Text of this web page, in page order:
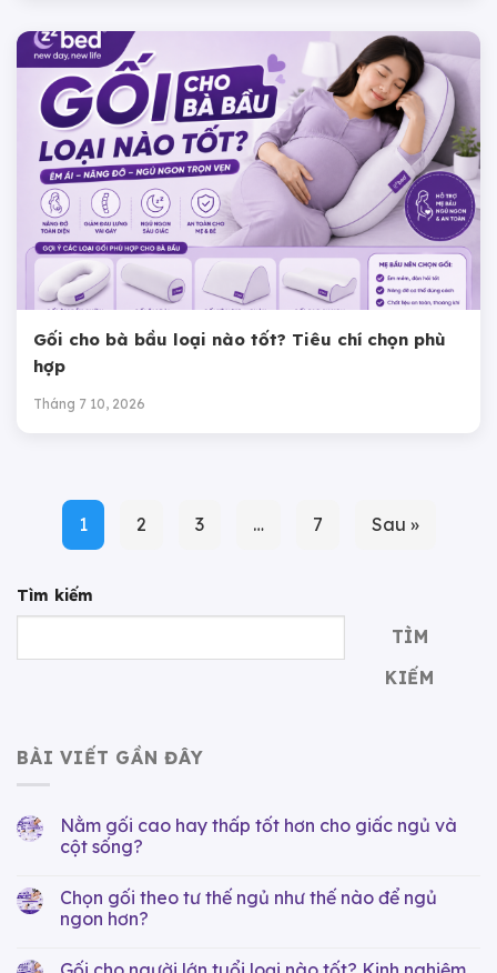
Gối cho bà bầu loại nào tốt? Tiêu chí chọn phù
hợp
Tháng 7 10, 2026
1 2 3 … 7 Sau »
Tìm kiếm
TÌM
KIẾM
BÀI VIẾT GẦN ĐÂY
Nằm gối cao hay thấp tốt hơn cho giấc ngủ và
cột sống?
Chọn gối theo tư thế ngủ như thế nào để ngủ
ngon hơn?